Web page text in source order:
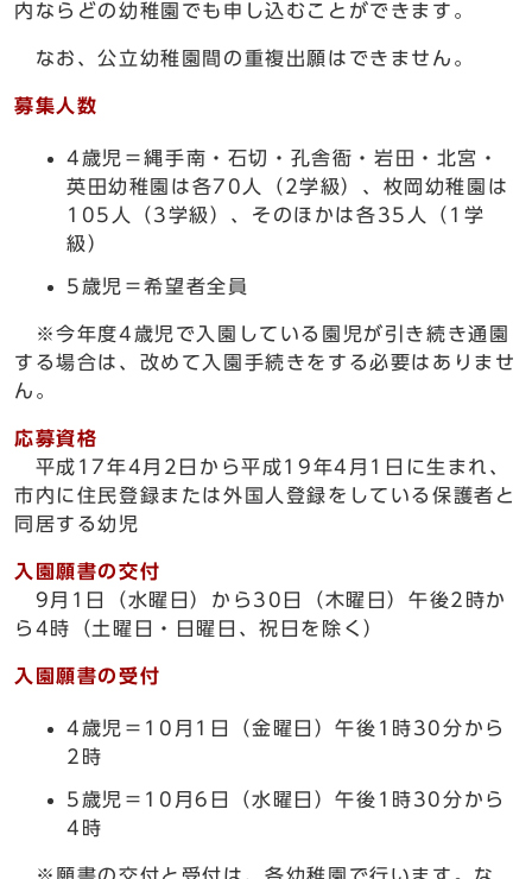
内ならどの幼稚園でも申し込むことができます。
なお、公立幼稚園間の重複出願はできません。
募集人数
4歳児＝縄手南・石切・孔舎衙・岩田・北宮・
英田幼稚園は各70人（2学級）、枚岡幼稚園は
105人（3学級）、そのほかは各35人（1学
級）
5歳児＝希望者全員
※今年度4歳児で入園している園児が引き続き通園
する場合は、改めて入園手続きをする必要はありませ
ん。
応募資格
平成17年4月2日から平成19年4月1日に生まれ、
市内に住民登録または外国人登録をしている保護者と
同居する幼児
入園願書の交付
9月1日（水曜日）から30日（木曜日）午後2時か
ら4時（土曜日・日曜日、祝日を除く）
入園願書の受付
4歳児＝10月1日（金曜日）午後1時30分から
2時
5歳児＝10月6日（水曜日）午後1時30分から
4時